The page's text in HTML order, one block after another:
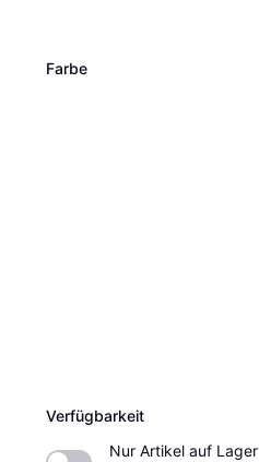
Farbe
Verfügbarkeit
Nur Artikel auf Lager